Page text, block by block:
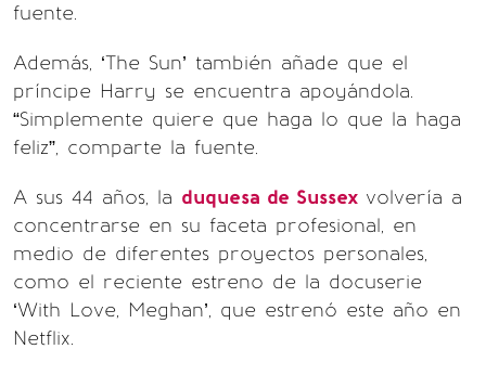
fuente.
Además, ‘The Sun’ también añade que el
príncipe Harry se encuentra apoyándola.
“Simplemente quiere que haga lo que la haga
feliz”, comparte la fuente.
A sus 44 años, la duquesa de Sussex volvería a
concentrarse en su faceta profesional, en
medio de diferentes proyectos personales,
como el reciente estreno de la docuserie
‘With Love, Meghan’, que estrenó este año en
Netflix.